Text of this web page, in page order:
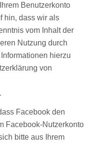
Benutzerkonto
hin, dass wir als
vom Inhalt der
Nutzung durch
hierzu
von
Facebook den
Facebook-Nutzerkonto
bitte aus Ihrem